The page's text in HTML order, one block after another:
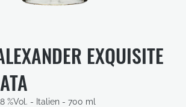
EXQUISITE
%Vol. - Italien - 700 ml